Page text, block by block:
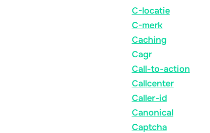
C-locatie
C-merk
Caching
Cagr
Call-to-action
Callcenter
Caller-id
Canonical
Captcha